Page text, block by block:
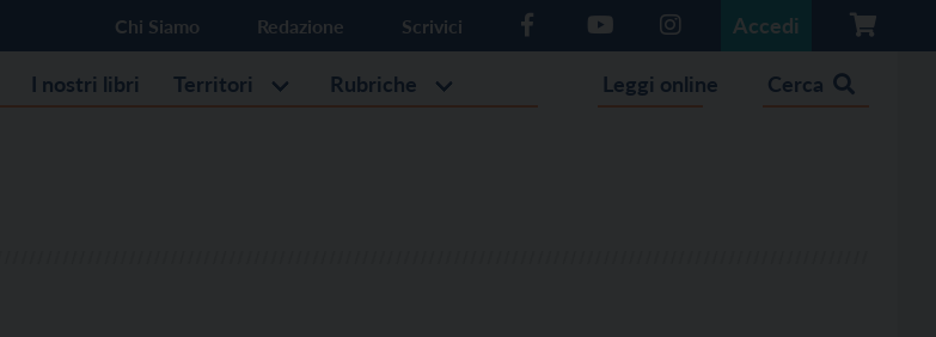
Chi Siamo Redazione Scrivici Accedi
I nostri libri Territori Rubriche Leggi online Cerca